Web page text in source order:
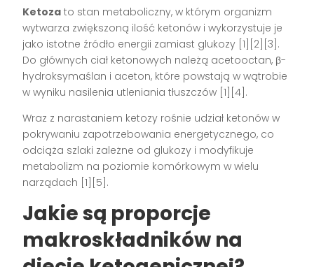
Ketoza to stan metaboliczny, w którym organizm
wytwarza zwiększoną ilość ketonów i wykorzystuje je
jako istotne źródło energii zamiast glukozy [1][2][3].
Do głównych ciał ketonowych należą acetooctan, β-
hydroksymaślan i aceton, które powstają w wątrobie
w wyniku nasilenia utleniania tłuszczów [1][4].
Wraz z narastaniem ketozy rośnie udział ketonów w
pokrywaniu zapotrzebowania energetycznego, co
odciąża szlaki zależne od glukozy i modyfikuje
metabolizm na poziomie komórkowym w wielu
narządach [1][5].
Jakie są proporcje
makroskładników na